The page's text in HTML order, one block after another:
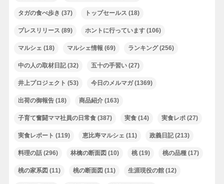
タガの食べ歩き (37) トップセールス (18)
プレスリリース (89) ホントに行っています(106)
マルシェ (18) マルシェ情報 (69) ランキング(256)
中の人の取材日記(32) 五十の手習い(27)
井上プロジェクト (53) 今日のメルマガ(1369)
出荷の御報告(18) 商品紹介(163)
子育て奮闘ママ社員の日常食(387) 実食(14) 実食レポ(27)
実食レポート (119) 恵比寿マルシェ (11) 政義日記(213)
料理の話(296) 林檎の断面図 (10) 桃(19) 桃の品種(17)
桃の家系図 (11) 桃の断面図 (11) 生涯現役の館(12)